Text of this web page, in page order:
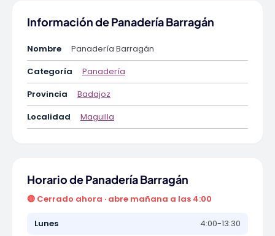
Información de Panadería Barragán
Nombre
Panadería Barragán
Categoría
Panadería
Provincia
Badajoz
Localidad
Maguilla
Horario de Panadería Barragán
🔴 Cerrado ahora · abre mañana a las 4:00
Lunes 4:00-13:30